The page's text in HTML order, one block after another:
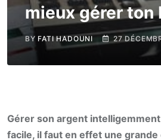
mieux gérer ton
BY FATI HADOUNI 27
Gérer son argent
facile, il faut en effet une